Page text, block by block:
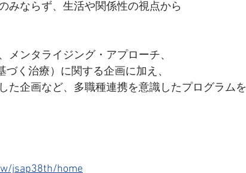
みならず、生活や関係性の視点から
ンタライジング・アプローチ、
く治療）に関する企画に加え、
た企画など、多職種連携を意識したプログラムを
jsap38th/home